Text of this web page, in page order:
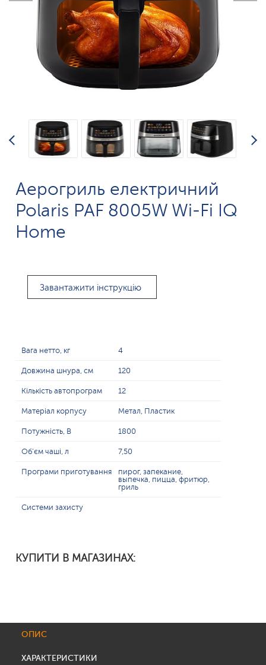
Аерогриль електричний
Polaris PAF 8005W Wi-Fi IQ
Home
Завантажити інструкцію
Вага нетто, кг 4
Довжина шнура, см 120
Кількість автопрограм 12
Матеріал корпусу Метал, Пластик
Потужність, В 1800
Об'єм чаші, л 7,50
Програми приготування
пирог, запекание,
выпечка, пицца, фритюр,
гриль
Системи захисту
КУПИТИ В МАГАЗИНАХ:
ОПИС
ХАРАКТЕРИСТИКИ